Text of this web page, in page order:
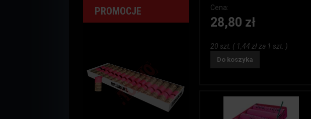
Cena:
28,80 zł
20 szt. ( 1,44 zł za 1 szt. )
Do koszyka
PROMOCJE